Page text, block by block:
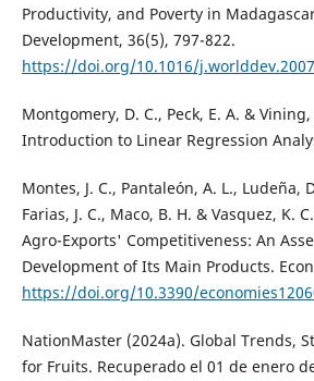
Productivity, and Poverty in
Development, 36(5), 797-822.
https://doi.org/10.1016/
Montgomery, D. C., Peck, E. A. & Vining,
Introduction to Linear Regression
Montes, J. C., Pantaleón, A. L., Ludeña,
Farias, J. C., Maco, B. H. & Vasquez, K.
Agro-Exports' Competitiveness: An
Development of Its Main Products.
https://doi.org/10.3390/
NationMaster (2024a). Global Trends,
for Fruits. Recuperado el 01 de enero